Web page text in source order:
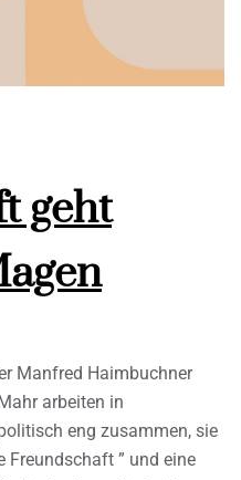
geht
Manfred Haimbuchner
arbeiten in
eng zusammen, sie
Freundschaft ” und eine